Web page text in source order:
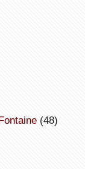
(48)